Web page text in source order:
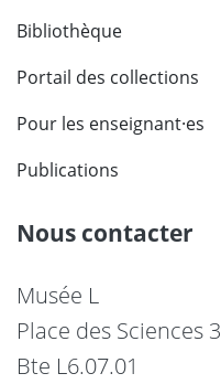
Bibliothèque
Portail des collections
Pour les enseignant·es
Publications
Nous contacter
Musée L
Place des Sciences 3
Bte L6.07.01